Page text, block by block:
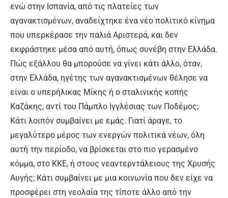
ενώ στην Ισπανία, από τις πλατείες των
αγανακτισμένων, αναδείχτηκε ένα νέο πολιτικό κίνημα
που υπερκέρασε την παλιά Αριστερά, και δεν
εκφράστηκε μέσα από αυτή, όπως συνέβη στην Ελλάδα.
Πώς εξάλλου θα μπορούσε να γίνει κάτι άλλο, όταν,
στην Ελλάδα, ηγέτης των αγανακτισμένων θέλησε να
είναι ο υπερήλικας Μίκης ή ο σταλινικής κοπής
Καζάκης, αντί του Πάμπλο Ιγγλέσιας των Ποδέμος;
Κάτι λοιπόν συμβαίνει με εμάς. Γιατί άραγε, το
μεγαλύτερο μέρος των ενεργών πολιτικά νέων, όλη
αυτή την περίοδο, να βρίσκεται στο πιο γερασμένο
κόμμα, στο ΚΚΕ, ή στους νεαντερντάλειους της Χρυσής
Αυγής; Κάτι συμβαίνει με μια κοινωνία που δεν είχε να
προσφέρει στη νεολαία της τίποτε άλλο από την